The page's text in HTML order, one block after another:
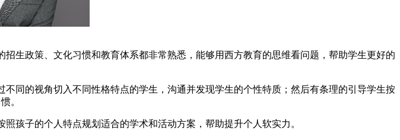
生政策、文化习惯和教育体系都非常熟悉，能够用西方教育的思维看问题，帮助学生更好的
同的视角切入不同性格特点的学生，沟通并发现学生的个性特质；然后有条理的引导学生按
。
孩子的个人特点规划适合的学术和活动方案，帮助提升个人软实力。